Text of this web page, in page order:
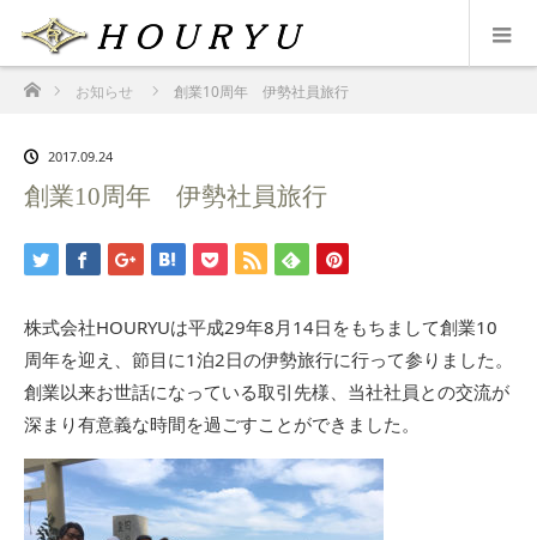
ホームお知らせ 創業10周年 伊勢社員旅行
2017.09.24
創業10周年 伊勢社員旅行
株式会社HOURYUは平成29年8月14日をもちまして創業10
周年を迎え、節目に1泊2日の伊勢旅行に行って参りました。
創業以来お世話になっている取引先様、当社社員との交流が
深まり有意義な時間を過ごすことができました。